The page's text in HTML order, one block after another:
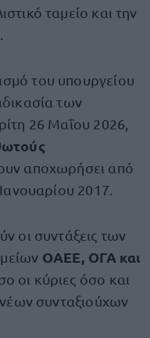
ταμείο και την
του υπουργείου
των
26 Μαΐου 2026,
αποχωρήσει από
2017.
οι συντάξεις των
ΟΑΕΕ, ΟΓΑ και
οι κύριες όσο και
νέων συνταξιούχων